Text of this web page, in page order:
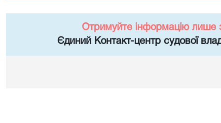
Отримуйте інформацію лише
Єдиний Контакт-центр судової